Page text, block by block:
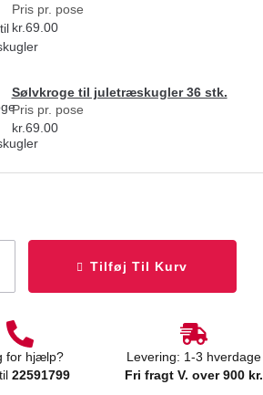
Pris pr. pose
kr.69.00
Sølvkroge til juletræskugler 36 stk.
Pris pr. pose
kr.69.00
Tilføj Til Kurv
for hjælp?
til22591799
Levering: 1-3 hverdage
Fri fragt V. over 900 kr.